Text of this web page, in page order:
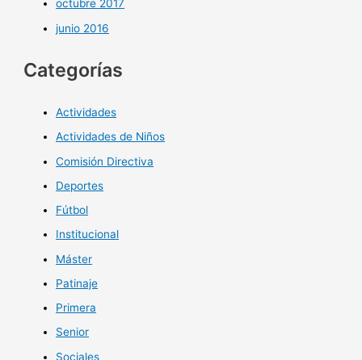
octubre 2017
junio 2016
Categorías
Actividades
Actividades de Niños
Comisión Directiva
Deportes
Fútbol
Institucional
Máster
Patinaje
Primera
Senior
Sociales